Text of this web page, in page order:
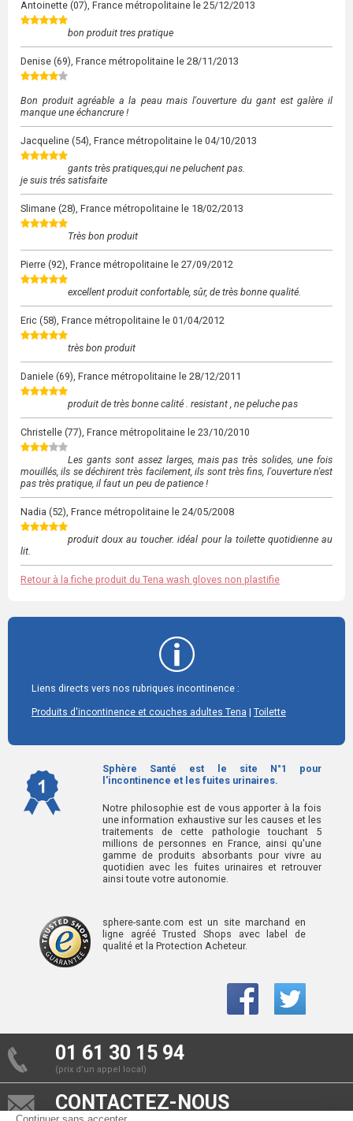
Antoinette (07), France métropolitaine le 25/12/2013
bon produit tres pratique
Denise (69), France métropolitaine le 28/11/2013
Bon produit agréable a la peau mais l'ouverture du gant est galère il
manque une échancrure !
Jacqueline (54), France métropolitaine le 04/10/2013
gants très pratiques,qui ne peluchent pas.
je suis trés satisfaite
Slimane (28), France métropolitaine le 18/02/2013
Très bon produit
Pierre (92), France métropolitaine le 27/09/2012
excellent produit confortable, sûr, de très bonne qualité.
Eric (58), France métropolitaine le 01/04/2012
très bon produit
Daniele (69), France métropolitaine le 28/12/2011
produit de très bonne calité . resistant , ne peluche pas
Christelle (77), France métropolitaine le 23/10/2010
Les gants sont assez larges, mais pas très solides, une fois
mouillés, ils se déchirent très facilement, ils sont très fins, l'ouverture n'est
pas très pratique, il faut un peu de patience !
Nadia (52), France métropolitaine le 24/05/2008
produit doux au toucher. idéal pour la toilette quotidienne au
lit.
Retour à la fiche produit du Tena wash gloves non plastifie
Liens directs vers nos rubriques incontinence :
Produits d'incontinence et couches adultes Tena | Toilette
Sphère Santé est le site N°1 pour
l'incontinence et les fuites urinaires.
Notre philosophie est de vous apporter à la fois
une information exhaustive sur les causes et les
traitements de cette pathologie touchant 5
millions de personnes en France, ainsi qu'une
gamme de produits absorbants pour vivre au
quotidien avec les fuites urinaires et retrouver
ainsi toute votre autonomie.
sphere-sante.com est un site marchand en
ligne agréé Trusted Shops avec label de
qualité et la Protection Acheteur.
01 61 30 15 94
(prix d’un appel local)
CONTACTEZ-NOUS